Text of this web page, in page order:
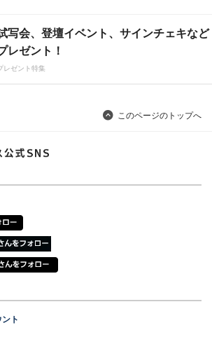
写会、登壇イベント、サインチェキなど
レゼント！
レゼント特集
このページのトップへ
ト